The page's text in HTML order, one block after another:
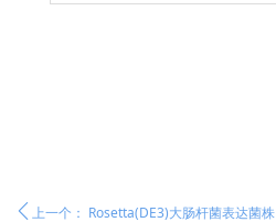
ꄴ 上一个： Rosetta(DE3)大肠杆菌表达菌株